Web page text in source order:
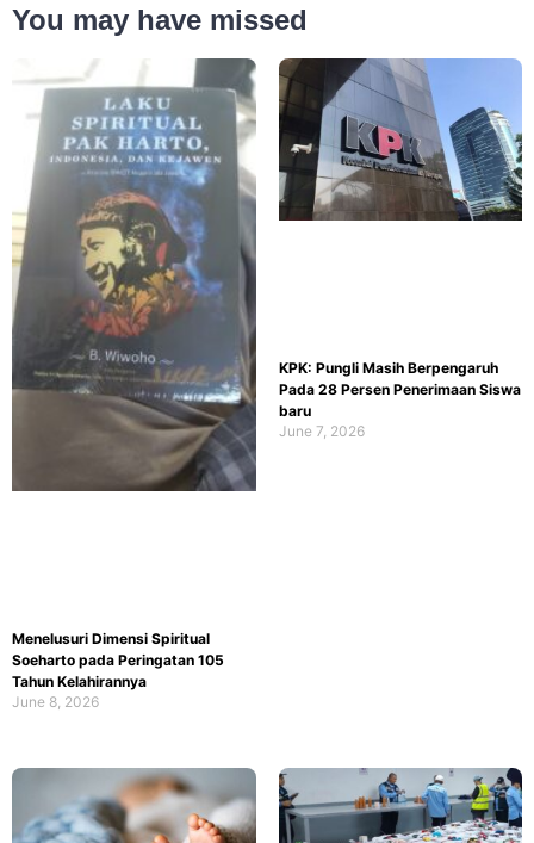
You may have missed
Menelusuri Dimensi Spiritual
Soeharto pada Peringatan 105
Tahun Kelahirannya
June 8, 2026
KPK: Pungli Masih Berpengaruh
Pada 28 Persen Penerimaan Siswa
baru
June 7, 2026